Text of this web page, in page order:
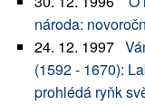
národa:
24. 12. 1997
(1592 - 1670):
prohlédá ryňk